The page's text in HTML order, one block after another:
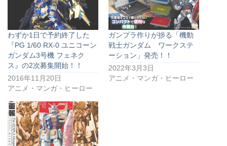
わずか1日で予約終了した
『PG 1/60 RX-0 ユニコーン
ガンダム3号機 フェネク
ス』の2次募集開始！！
2016年11月20日
アニメ・マンガ・ヒーロー
ガンプラ作りが捗る「機動
戦士ガンダム ワークステ
ーション」発売！！
2022年3月3日
アニメ・マンガ・ヒーロー